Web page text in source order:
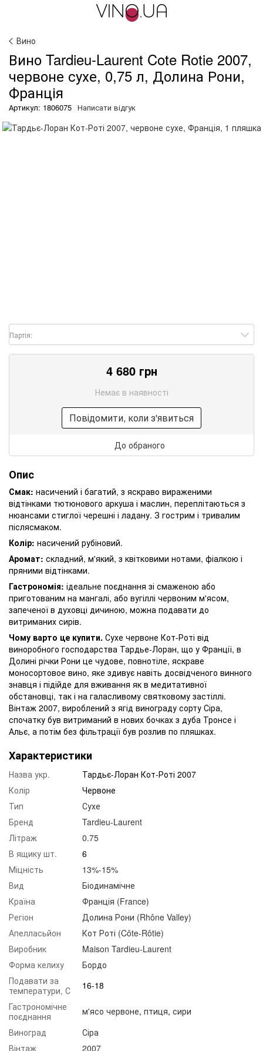
Вино
Вино Tardieu-Laurent Cote Rotie 2007,
червоне сухе, 0,75 л, Долина Рони,
Франція
Артикул: 1806075 Написати відгук
Партія:
4 680 грн
Немає в наявності
Повідомити, коли з'явиться
До обраного
Опис
Смак: насичений і багатий, з яскраво вираженими
відтінками тютюнового аркуша і маслин, переплітаються з
нюансами стиглої черешні і ладану. З гострим і тривалим
післясмаком.
Колір: насичений рубіновий.
Аромат: складний, м'який, з квітковими нотами, фіалкою і
пряними відтінками.
Гастрономія: ідеальне поєднання зі смаженою або
приготованим на мангалі, або вугіллі червоним м'ясом,
запеченої в духовці дичиною, можна подавати до
витриманих сирів.
Чому варто це купити. Сухе червоне Кот-Роті від
виноробного господарства Тардье-Лоран, що у Франції, в
Долині річки Рони це чудове, повнотіле, яскраве
моносортовое вино, яке здивує навіть досвідченого винного
знавця і підійде для вживання як в медитативної
обстановці, так і на галасливому святковому застіллі.
Вінтаж 2007, вироблений з ягід винограду сорту Сіра,
спочатку був витриманий в нових бочках з дуба Тронсе і
Альє, а потім без фільтрації був розлив по пляшках.
Характеристики
Назва укр.
Тардьє-Лоран Кот-Роті 2007
Колір
Червоне
Тип
Сухе
Бренд
Tardieu-Laurent
Літраж
0.75
В ящику шт.
6
Міцність
13%-15%
Вид
Біодинамічне
Країна
Франція (France)
Регіон
Долина Рони (Rhône Valley)
Апелласьйон
Кот Роті (Côte-Rôtie)
Виробник
Maison Tardieu-Laurent
Форма келиху
Бордо
Подавати за
температури, С
16-18
Гастрономічне
поєднання
м'ясо червоне, птиця, сири
Виноград
Сіра
Вінтаж
2007